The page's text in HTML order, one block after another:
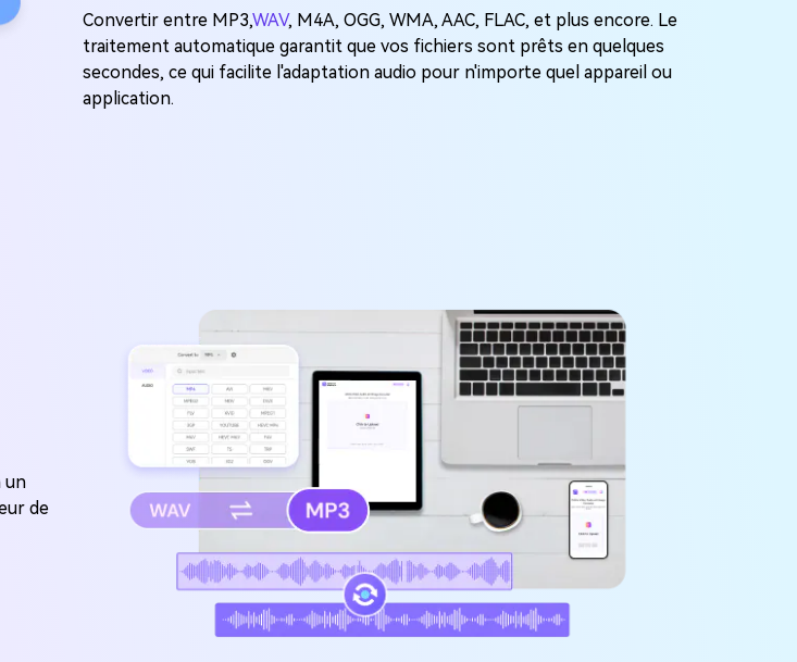
Convertir entre MP3,WAV, M4A, OGG, WMA, AAC, FLAC, et plus encore. Le
traitement automatique garantit que vos fichiers sont prêts en quelques
secondes, ce qui facilite l'adaptation audio pour n'importe quel appareil ou
application.
un
de